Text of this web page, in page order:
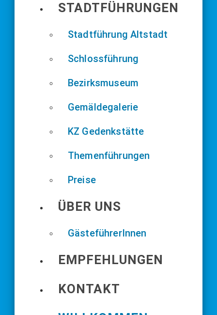
STADTFÜHRUNGEN
Stadtführung Altstadt
Schlossführung
Bezirksmuseum
Gemäldegalerie
KZ Gedenkstätte
Themenführungen
Preise
ÜBER UNS
GästeführerInnen
EMPFEHLUNGEN
KONTAKT